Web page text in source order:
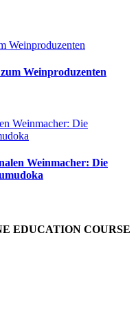
Weinproduzenten
Weinproduzenten
Weinmacher: Die
Weinmacher: Die
EDUCATION COURSE